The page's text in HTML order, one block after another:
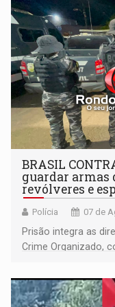
BRASIL
guardar armas
revólveres e
Polícia 07 de
Prisão integra as
Crime Organizado,